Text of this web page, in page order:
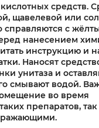
средств.
щавелевой или
справляются с
нанесением
инструкцию и
Наносят
унитаза и
смывают водой.
во время
препаратов,